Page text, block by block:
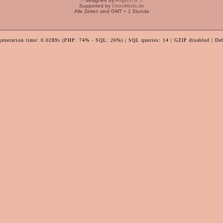
Supported by OrionMods.de
Alle Zeiten sind GMT + 1 Stunde
time: 0.0289s (PHP: 74% - SQL: 26%) | SQL queries: 14 | GZIP disabled |